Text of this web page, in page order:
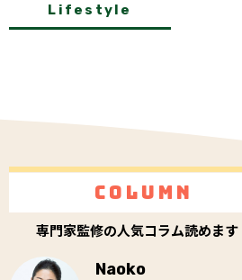
Lifestyle
Column
専門家監修の人気コラム読めます
Naoko